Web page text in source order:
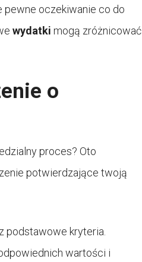
pewne oczekiwanie co do
wydatki mogą zróżnicować
o
proces? Oto
potwierdzające twoją
podstawowe kryteria.
wartości i